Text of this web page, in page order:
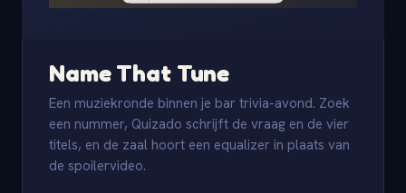
Name That Tune
Een muziekronde binnen je bar trivia-avond. Zoek
een nummer, Quizado schrijft de vraag en de vier
titels, en de zaal hoort een equalizer in plaats van
de spoilervideo.